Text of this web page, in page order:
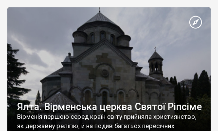
Херсонесі Володимир-язичник, став Василем-християнином.
А потім було Хрещення Русі. На честь Херсонесу Таврійського
Ялта. Вірменська церква Святої Ріпсіме
Вірменія першою серед країн світу прийняла християнство,
як державну релігію, й на подив багатьох пересічних